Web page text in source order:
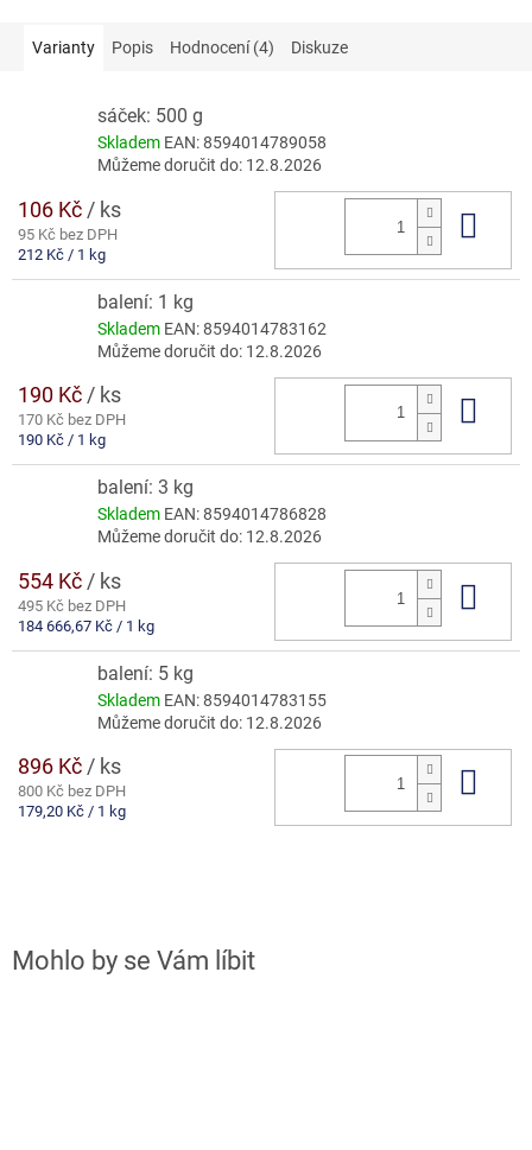
Varianty Popis Hodnocení (4) Diskuze
sáček: 500 g
Skladem EAN:8594014789058
Můžeme doručit do: 12.8.2026
106 Kč / ks
95 Kč bez DPH
Měrná
212 Kč / 1 kg
balení: 1 kg
Skladem EAN:8594014783162
Můžeme doručit do: 12.8.2026
190 Kč/ ks
170 Kč bez DPH
Měrná
190 Kč / 1 kg
balení: 3 kg
Skladem EAN:8594014786828
Můžeme doručit do: 12.8.2026
554 Kč / ks
495 Kč bez DPH
Měrná
184 666,67 Kč / 1 kg
balení: 5 kg
Skladem EAN:8594014783155
Můžeme doručit do: 12.8.2026
896 Kč/ ks
800 Kč bez DPH
Měrná
179,20 Kč / 1 kg